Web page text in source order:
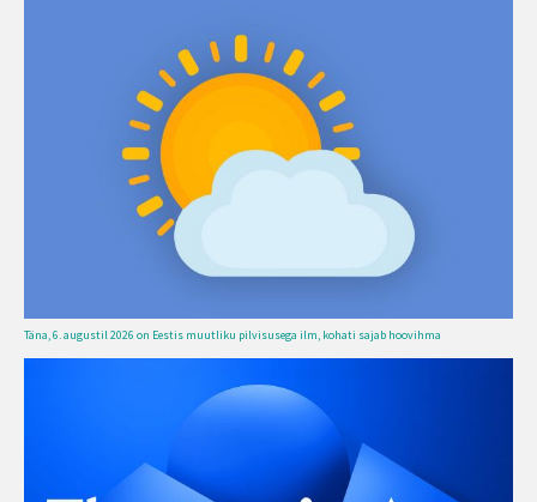
Täna, 6. augustil 2026 on Eestis muutliku pilvisusega ilm, kohati sajab hoovihma